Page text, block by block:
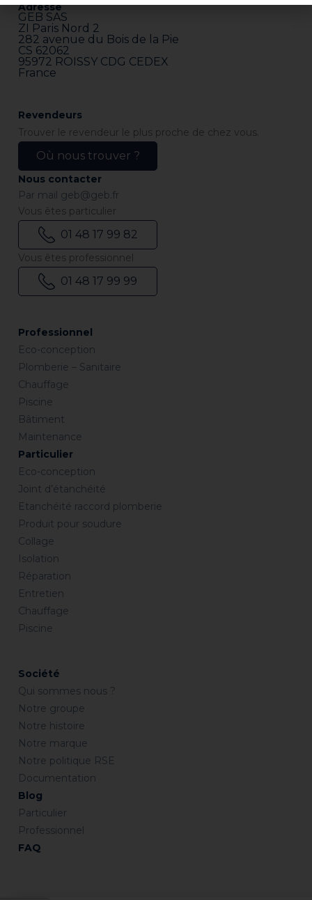
Adresse
GEB SAS
ZI Paris Nord 2
282 avenue du Bois de la Pie
CS 62062
95972 ROISSY CDG CEDEX
France
Professionnel
Eco-conception
Plomberie – Sanitaire
Chauffage
Piscine
Bâtiment
Maintenance
Particulier
Eco-conception
Joint d’étanchéité
Etanchéité raccord plomberie
Produit pour soudure
Collage
Isolation
Réparation
Entretien
Chauffage
Piscine
Société
Qui sommes nous ?
Notre groupe
Notre histoire
Notre marque
Notre politique RSE
Documentation
Blog
Particulier
Professionnel
FAQ
Revendeurs
Trouver le revendeur le plus proche de chez vous.
Où nous trouver ?
Nous contacter
Par mail geb@geb.fr
Vous êtes particulier
01 48 17 99 82
Vous êtes professionnel
01 48 17 99 99